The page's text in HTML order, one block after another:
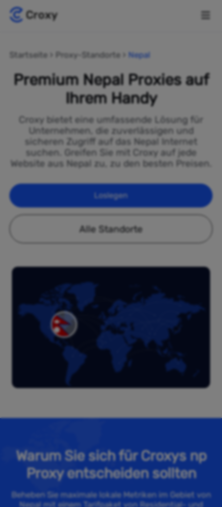
Startseite Proxy-Standorte Nepal
Premium Nepal Proxies auf
Ihrem Handy
Croxy bietet eine umfassende Lösung für
Unternehmen, die zuverlässigen und
sicheren Zugriff auf das Nepal Internet
suchen. Greifen Sie mit Croxy auf jede
Website aus Nepal zu, zu den besten Preisen.
Loslegen
Alle Standorte
Warum Sie sich für Croxys np
Proxy entscheiden sollten
Beheben Sie maximale lokale Metriken im Gebiet von
Nepal mit einem Tarifpaket von Residential- und